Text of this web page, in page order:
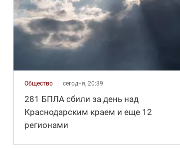
Общество сегодня, 20:39
281 БПЛА сбили за день над
Краснодарским краем и еще 12
регионами